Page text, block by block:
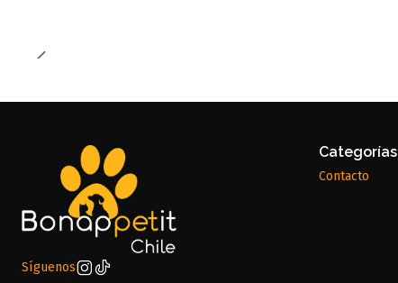
Síguenos
Categorías
Contacto